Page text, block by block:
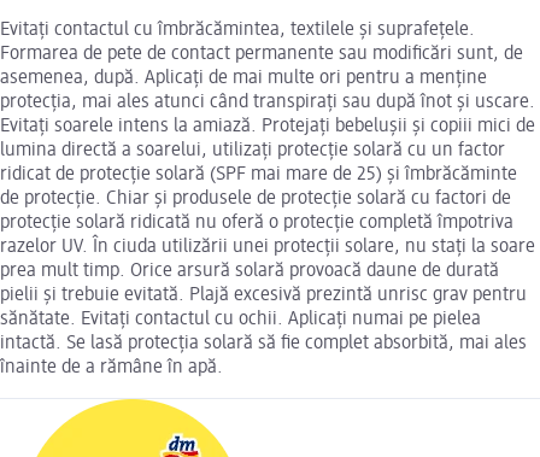
Evitați contactul cu îmbrăcămintea, textilele și suprafețele.
Formarea de pete de contact permanente sau modificări sunt, de
asemenea, după. Aplicați de mai multe ori pentru a menține
protecția, mai ales atunci când transpirați sau după înot și uscare.
Evitați soarele intens la amiază. Protejați bebelușii și copiii mici de
lumina directă a soarelui, utilizați protecție solară cu un factor
ridicat de protecție solară (SPF mai mare de 25) și îmbrăcăminte
de protecție. Chiar și produsele de protecție solară cu factori de
protecție solară ridicată nu oferă o protecție completă împotriva
razelor UV. În ciuda utilizării unei protecții solare, nu stați la soare
prea mult timp. Orice arsură solară provoacă daune de durată
pielii și trebuie evitată. Plajă excesivă prezintă unrisc grav pentru
sănătate. Evitați contactul cu ochii. Aplicați numai pe pielea
intactă. Se lasă protecția solară să fie complet absorbită, mai ales
înainte de a rămâne în apă.